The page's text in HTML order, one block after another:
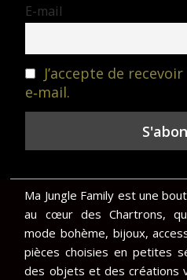
E-mail
J’accepte de
e‑mail.
Ma Jungle Family est une
au cœur des Chartrons,
mode bohème, bijoux,
pièces choisies en petites
des objets et des créations